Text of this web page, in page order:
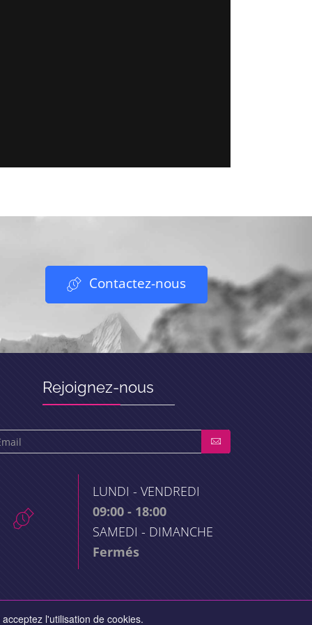
l'utilisation de cookies.
Contactez-nous
Rejoignez-nous
LUNDI - VENDREDI
09:00 - 18:00
SAMEDI - DIMANCHE
Fermés